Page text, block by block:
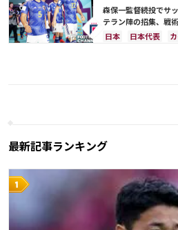
ルカ・モドリッチ
森保一監督続投でサ
テラン陣の招集、戦
日本
日本代表
最新記事ランキング